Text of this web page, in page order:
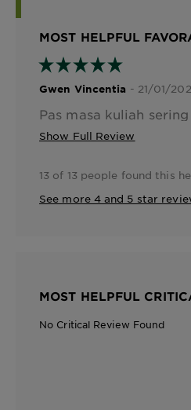
MOST HELPFUL
Gwen Vincentia - 21/01/
Show Full Review
13 of 13 people found this
See more 4 and 5 star
MOST HELPFUL
No Critical Review Found